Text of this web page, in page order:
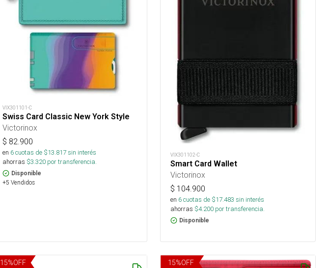
VIX301101-C
Swiss Card Classic New York Style
Victorinox
$ 82.900
en 6cuotas de $13.817sin interés
ahorras $3.320por transferencia.
Disponible
+5 Vendidos
VIX301102-C
Smart Card Wallet
Victorinox
$ 104.900
en 6cuotas de $17.483 sin interés
ahorras $4.200 por transferencia.
Disponible
15%OFF 15%OFF